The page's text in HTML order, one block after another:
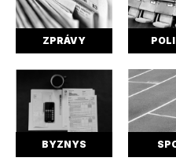
ZPRÁVY
BYZNYS